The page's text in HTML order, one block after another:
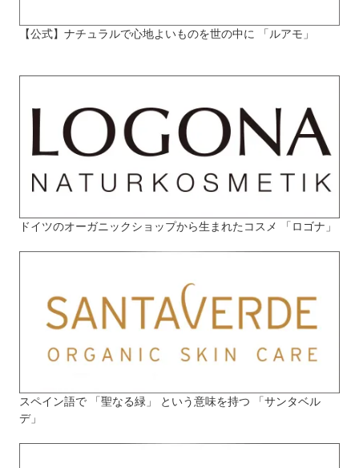
【公式】ナチュラルで心地よいものを世の中に 「ルアモ」
ドイツのオーガニックショップから生まれたコスメ 「ロゴナ」
スペイン語で 「聖なる緑」 という意味を持つ 「サンタベル
デ」